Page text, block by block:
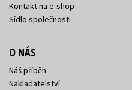
Kontakt na e-shop
Sídlo společnosti
O NÁS
Náš příběh
Nakladatelství